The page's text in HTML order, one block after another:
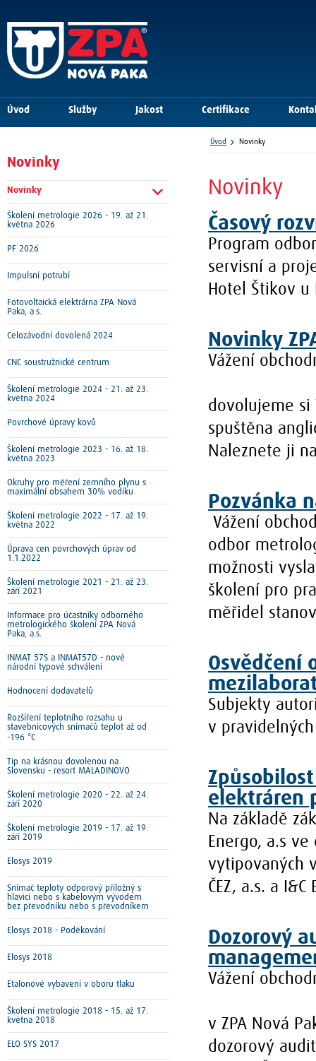
Novinky
Časový
Program
servisní a
Hotel Štikov u
Novinky
Vážení
dovolujeme si
spuštěna
Naleznete ji
Pozvánka
Vážení
odbor
možnosti
školení pro
měřidel
Osvědčení
Subjekty
v
elektráren
Na základě
Energo, a.s
vytipovaných
ČEZ, a.s. a
Dozorový
Vážení
v ZPA Nová
dozorový
Novinky
Novinky
Školení metrologie 2026 - 19. až 21.
května 2026
PF 2026
Impulsní potrubí
Fotovoltaická elektrárna ZPA Nová
Paka, a.s.
Celozávodní dovolená 2024
CNC soustružnické centrum
Školení metrologie 2024 - 21. až 23.
května 2024
Povrchové úpravy kovů
Školení metrologie 2023 - 16. až 18.
května 2023
Okruhy pro měření zemního plynu s
maximální obsahem 30% vodíku
Školení metrologie 2022 - 17. až 19.
května 2022
Úprava cen povrchových úprav od
1.1.2022
Školení metrologie 2021 - 21. až 23.
září 2021
Informace pro účastníky odborného
metrologického školení ZPA Nová
Paka, a.s.
INMAT 57S a INMAT57D - nové
národní typové schválení
Hodnocení dodavatelů
Rozšíření teplotního rozsahu u
stavebnicových snímačů teplot až od
-196 °C
Tip na krásnou dovolenou na
Slovensku - resort MALADINOVO
Školení metrologie 2020 - 22. až 24.
září 2020
Školení metrologie 2019 - 17. až 19.
září 2019
Elosys 2019
Snímač teploty odporový příložný s
hlavicí nebo s kabelovým vývodem
bez převodníku nebo s převodníkem
Elosys 2018 - Poděkování
Elosys 2018
Etalonové vybavení v oboru tlaku
Školení metrologie 2018 - 15. až 17.
května 2018
ELO SYS 2017
Úvod Služby Jakost Certifikace
Úvod Novinky